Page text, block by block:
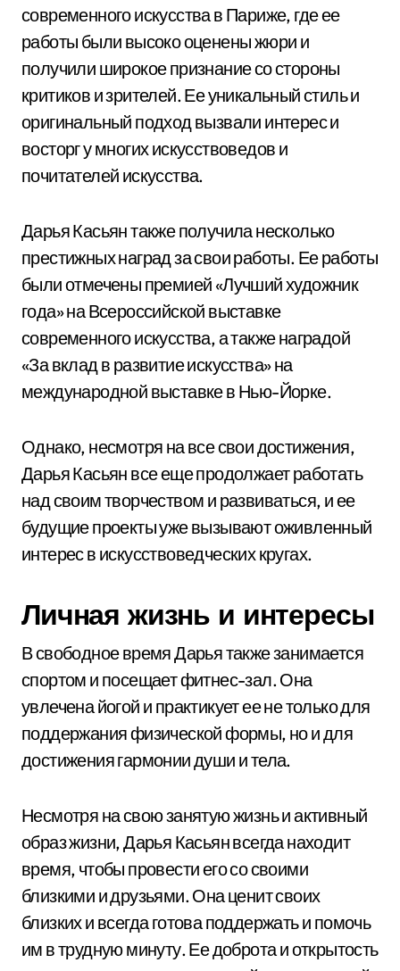
современного искусства в Париже, где ее
работы были высоко оценены жюри и
получили широкое признание со стороны
критиков и зрителей. Ее уникальный стиль и
оригинальный подход вызвали интерес и
восторг у многих искусствоведов и
почитателей искусства.
Дарья Касьян также получила несколько
престижных наград за свои работы. Ее работы
были отмечены премией «Лучший художник
года» на Всероссийской выставке
современного искусства, а также наградой
«За вклад в развитие искусства» на
международной выставке в Нью-Йорке.
Однако, несмотря на все свои достижения,
Дарья Касьян все еще продолжает работать
над своим творчеством и развиваться, и ее
будущие проекты уже вызывают оживленный
интерес в искусствоведческих кругах.
Личная жизнь и интересы
В свободное время Дарья также занимается
спортом и посещает фитнес-зал. Она
увлечена йогой и практикует ее не только для
поддержания физической формы, но и для
достижения гармонии души и тела.
Несмотря на свою занятую жизнь и активный
образ жизни, Дарья Касьян всегда находит
время, чтобы провести его со своими
близкими и друзьями. Она ценит своих
близких и всегда готова поддержать и помочь
им в трудную минуту. Ее доброта и открытость